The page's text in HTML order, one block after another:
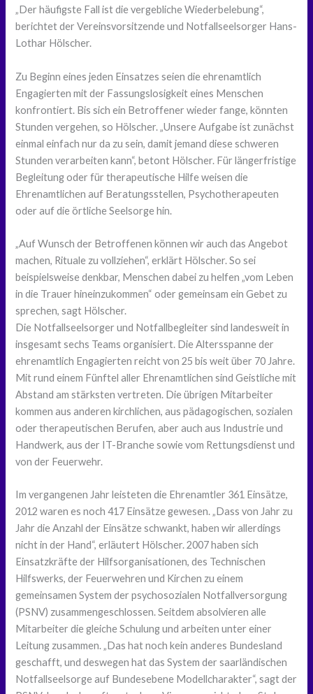
„Der häufigste Fall ist die vergebliche Wiederbelebung“,
berichtet der Vereinsvorsitzende und Notfallseelsorger Hans-
Lothar Hölscher.
Zu Beginn eines jeden Einsatzes seien die ehrenamtlich
Engagierten mit der Fassungslosigkeit eines Menschen
konfrontiert. Bis sich ein Betroffener wieder fange, könnten
Stunden vergehen, so Hölscher. „Unsere Aufgabe ist zunächst
einmal einfach nur da zu sein, damit jemand diese schweren
Stunden verarbeiten kann“, betont Hölscher. Für längerfristige
Begleitung oder für therapeutische Hilfe weisen die
Ehrenamtlichen auf Beratungsstellen, Psychotherapeuten
oder auf die örtliche Seelsorge hin.
„Auf Wunsch der Betroffenen können wir auch das Angebot
machen, Rituale zu vollziehen“, erklärt Hölscher. So sei
beispielsweise denkbar, Menschen dabei zu helfen „vom Leben
in die Trauer hineinzukommen“ oder gemeinsam ein Gebet zu
sprechen, sagt Hölscher.
Die Notfallseelsorger und Notfallbegleiter sind landesweit in
insgesamt sechs Teams organisiert. Die Altersspanne der
ehrenamtlich Engagierten reicht von 25 bis weit über 70 Jahre.
Mit rund einem Fünftel aller Ehrenamtlichen sind Geistliche mit
Abstand am stärksten vertreten. Die übrigen Mitarbeiter
kommen aus anderen kirchlichen, aus pädagogischen, sozialen
oder therapeutischen Berufen, aber auch aus Industrie und
Handwerk, aus der IT-Branche sowie vom Rettungsdienst und
von der Feuerwehr.
Im vergangenen Jahr leisteten die Ehrenamtler 361 Einsätze,
2012 waren es noch 417 Einsätze gewesen. „Dass von Jahr zu
Jahr die Anzahl der Einsätze schwankt, haben wir allerdings
nicht in der Hand“, erläutert Hölscher. 2007 haben sich
Einsatzkräfte der Hilfsorganisationen, des Technischen
Hilfswerks, der Feuerwehren und Kirchen zu einem
gemeinsamen System der psychosozialen Notfallversorgung
(PSNV) zusammengeschlossen. Seitdem absolvieren alle
Mitarbeiter die gleiche Schulung und arbeiten unter einer
Leitung zusammen. „Das hat noch kein anderes Bundesland
geschafft, und deswegen hat das System der saarländischen
Notfallseelsorge auf Bundesebene Modellcharakter“, sagt der